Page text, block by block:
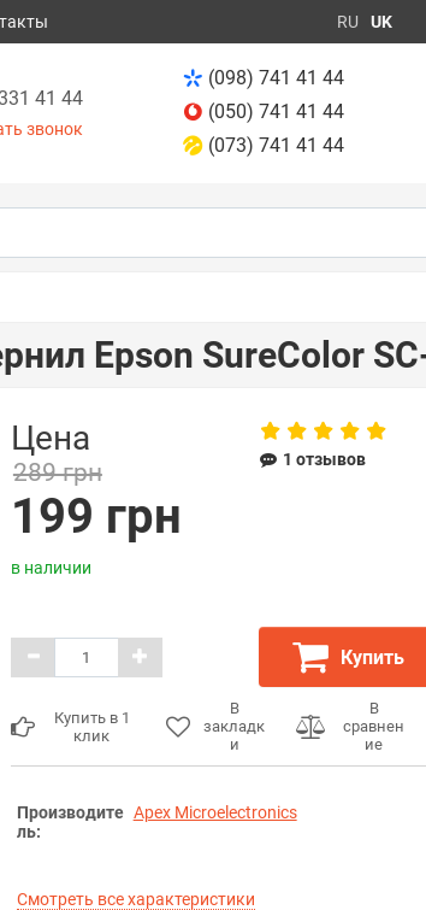
RU UK
41 44
звонок
(098) 741 41 44
(050) 741 41 44
(073) 741 41 44
Epson SureColor
Цена
289 грн
199 грн
в наличии
1 отзывов
Купить
Купить в 1
клик
В
закладк
и
В
сравнен
ие
Производите
ль:
Apex Microelectronics
Смотреть все характеристики